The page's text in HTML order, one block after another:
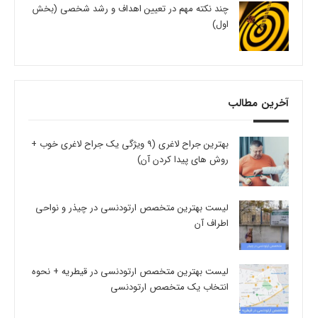
چند نکته مهم در تعیین اهداف و رشد شخصی (بخش
اول)
آخرین مطالب
بهترین جراح لاغری (9 ویژگی یک جراح لاغری خوب +
روش های پیدا کردن آن)
لیست بهترین متخصص ارتودنسی در چیذر و نواحی
اطراف آن
لیست بهترین متخصص ارتودنسی در قیطریه + نحوه
انتخاب یک متخصص ارتودنسی